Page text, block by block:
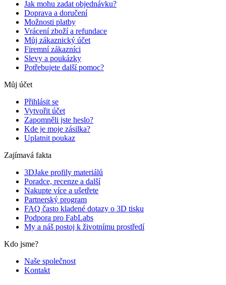
Jak mohu zadat objednávku?
Doprava a doručení
Možnosti platby
Vrácení zboží a refundace
Můj zákaznický účet
Firemní zákazníci
Slevy a poukázky
Potřebujete další pomoc?
Můj účet
Přihlásit se
Vytvořit účet
Zapomněli jste heslo?
Kde je moje zásilka?
Uplatnit poukaz
Zajímavá fakta
3DJake profily materiálů
Poradce, recenze a další
Nakupte více a ušetřete
Partnerský program
FAQ často kladené dotazy o 3D tisku
Podpora pro FabLabs
My a náš postoj k životnímu prostředí
Kdo jsme?
Naše společnost
Kontakt